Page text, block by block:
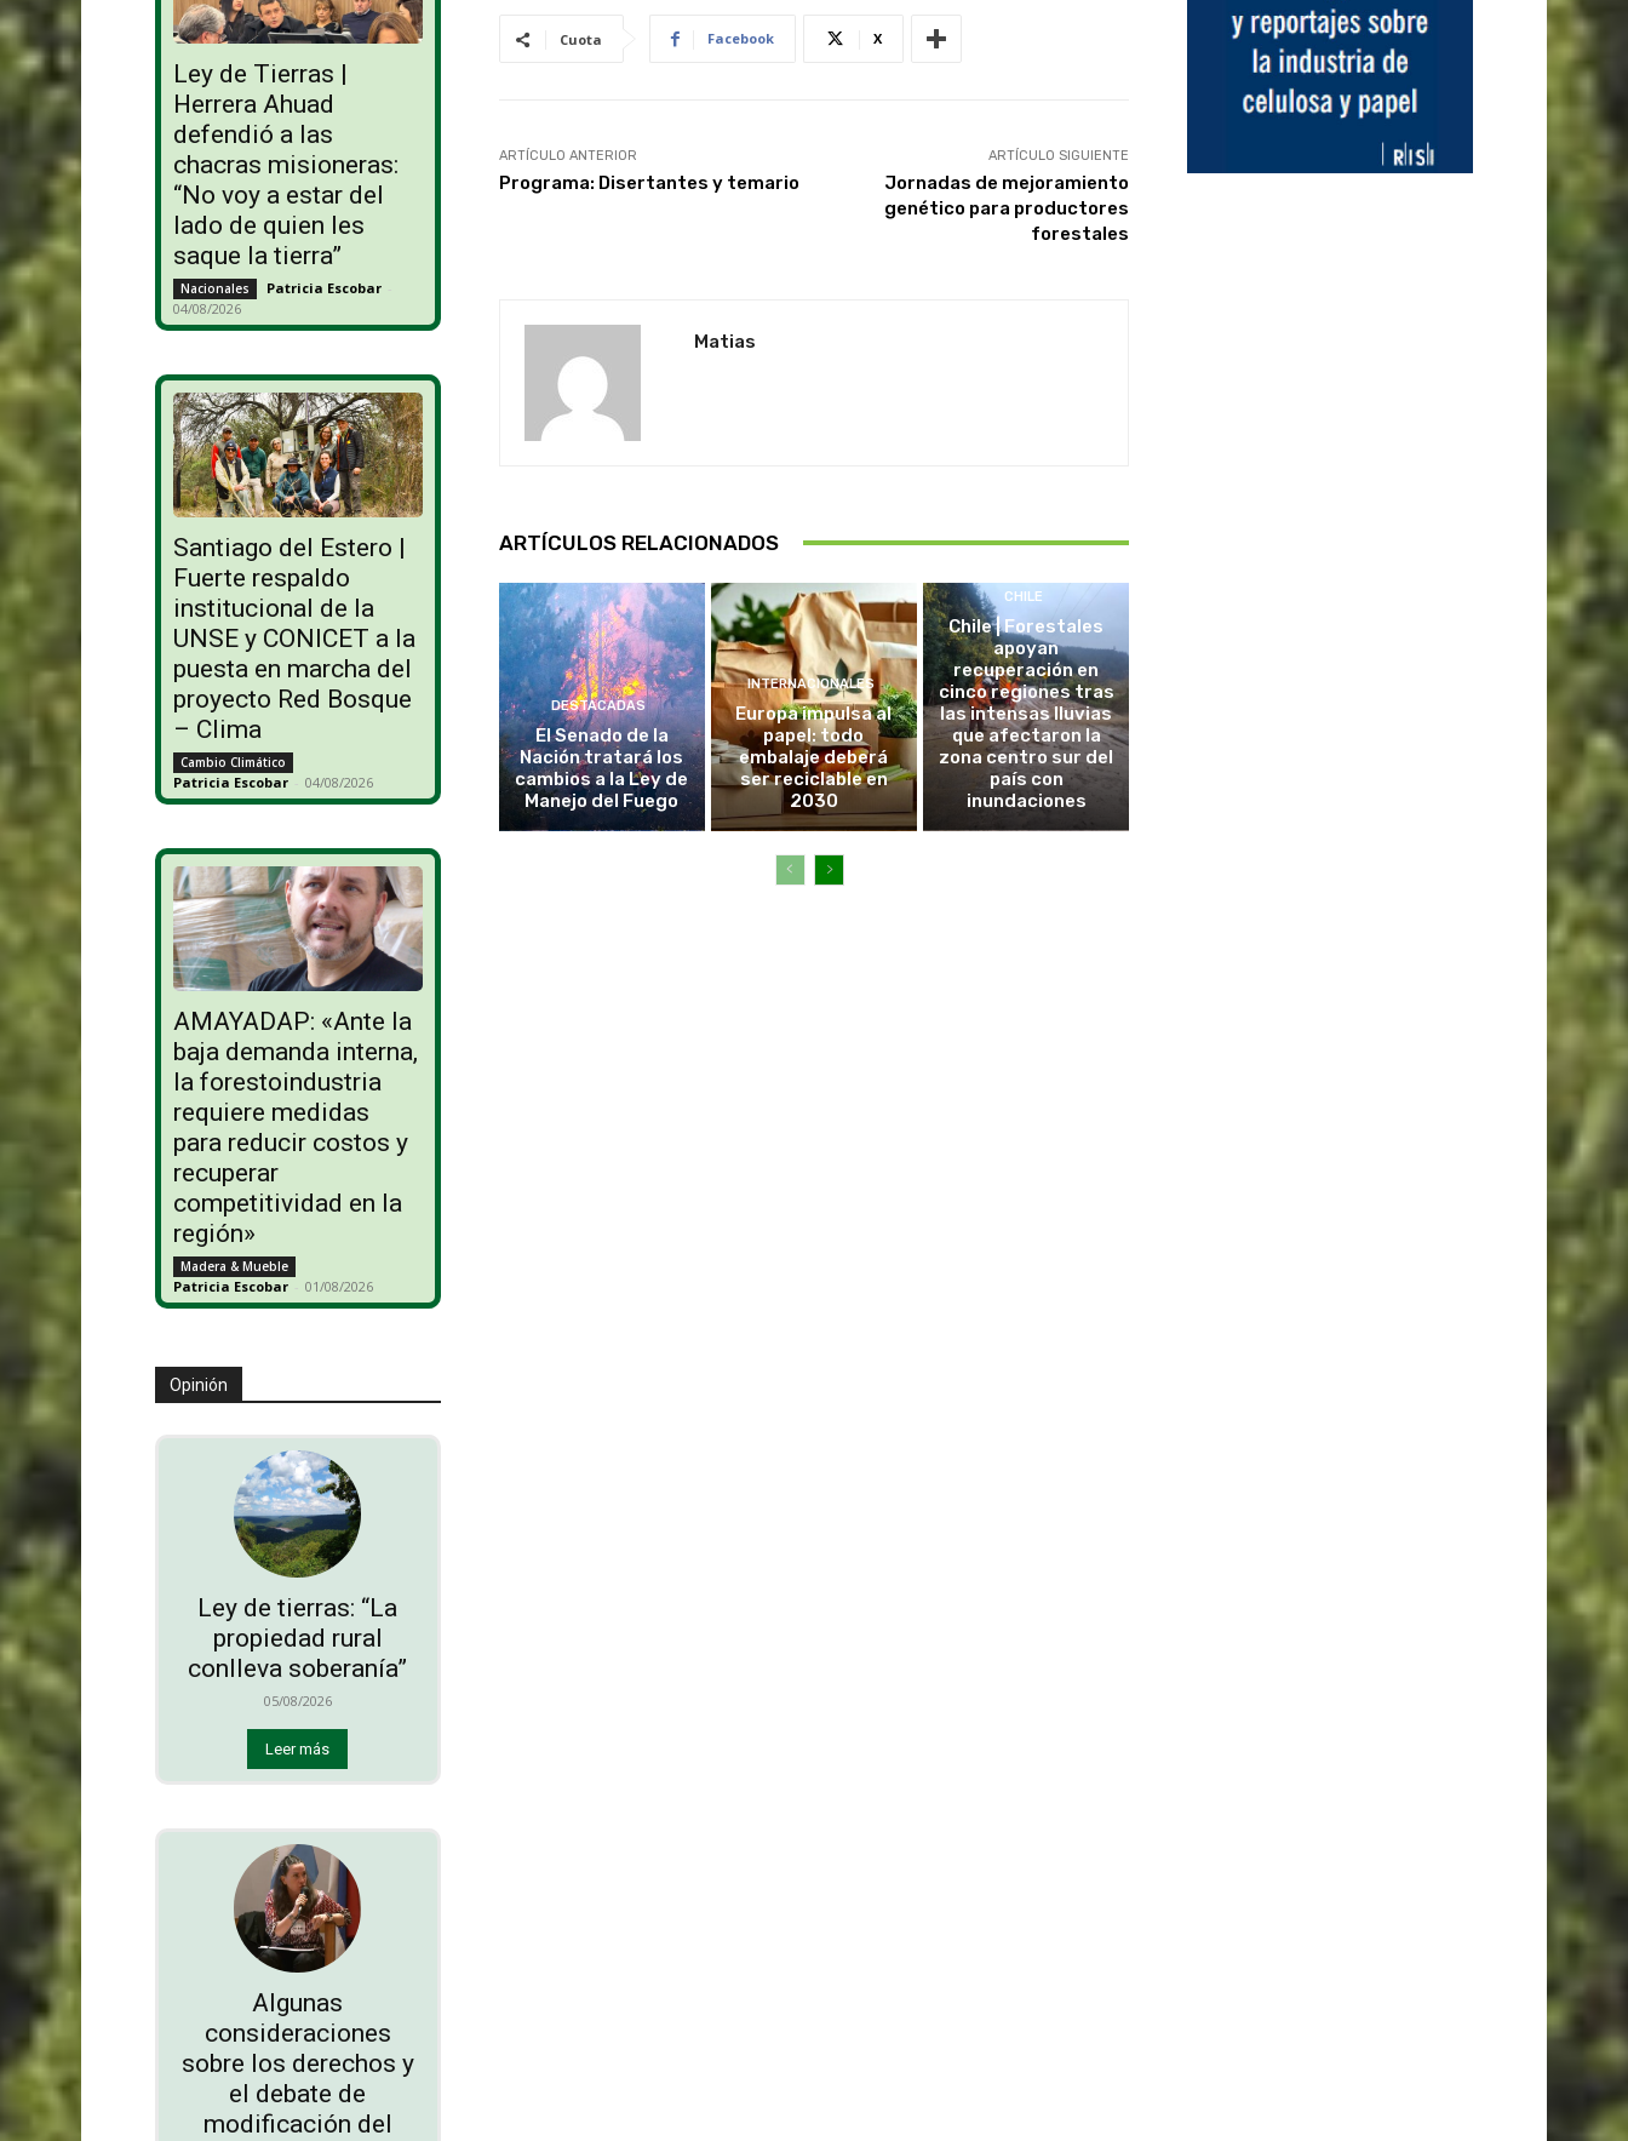
Ley de Tierras |
Herrera Ahuad
defendió a las
chacras misioneras:
“No voy a estar del
lado de quien les
saque la tierra”
Nacionales Patricia Escobar -
04/08/2026
Santiago del Estero |
Fuerte respaldo
institucional de la
UNSE y CONICET a la
puesta en marcha del
proyecto Red Bosque
– Clima
Cambio Climático
Patricia Escobar - 04/08/2026
AMAYADAP: «Ante la
baja demanda interna,
la forestoindustria
requiere medidas
para reducir costos y
recuperar
competitividad en la
región»
Madera & Mueble
Patricia Escobar - 01/08/2026
Opinión
Ley de tierras: “La
propiedad rural
conlleva soberanía”
05/08/2026
Leer más
Algunas
consideraciones
sobre los derechos y
el debate de
modificación del
Cuota Facebook X
ARTÍCULO ANTERIOR
Programa: Disertantes y temario
ARTÍCULO SIGUIENTE
Jornadas de mejoramiento
genético para productores
forestales
Matias
ARTÍCULOS RELACIONADOS
DESTACADAS
El Senado de la
Nación tratará los
cambios a la Ley de
Manejo del Fuego
INTERNACIONALES
Europa impulsa al
papel: todo
embalaje deberá
ser reciclable en
2030
CHILE
Chile | Forestales
apoyan
recuperación en
cinco regiones tras
las intensas lluvias
que afectaron la
zona centro sur del
país con
inundaciones